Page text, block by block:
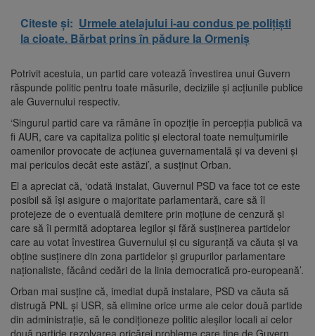
Citeste și: Urmele atelajului i-au condus pe polițiști
la cioate. Bărbat prins în pădure la Ormeniș
Potrivit acestuia, un partid care votează învestirea unui Guvern
răspunde politic pentru toate măsurile, deciziile și acțiunile publice
ale Guvernului respectiv.
‘Singurul partid care va rămâne în opoziție în percepția publică va
fi AUR, care va capitaliza politic și electoral toate nemulțumirile
oamenilor provocate de acțiunea guvernamentală și va deveni și
mai periculos decât este astăzi’, a susținut Orban.
El a apreciat că, ‘odată instalat, Guvernul PSD va face tot ce este
posibil să își asigure o majoritate parlamentară, care să îl
protejeze de o eventuală demitere prin moțiune de cenzură și
care să îi permită adoptarea legilor și fără susținerea partidelor
care au votat învestirea Guvernului și cu siguranță va căuta și va
obține susținere din zona partidelor și grupurilor parlamentare
naționaliste, făcând cedări de la linia democratică pro-europeană’.
Orban mai susține că, imediat după instalare, PSD va căuta să
distrugă PNL și USR, să elimine orice urme ale celor două partide
din administrație, să le condiționeze politic aleșilor locali ai celor